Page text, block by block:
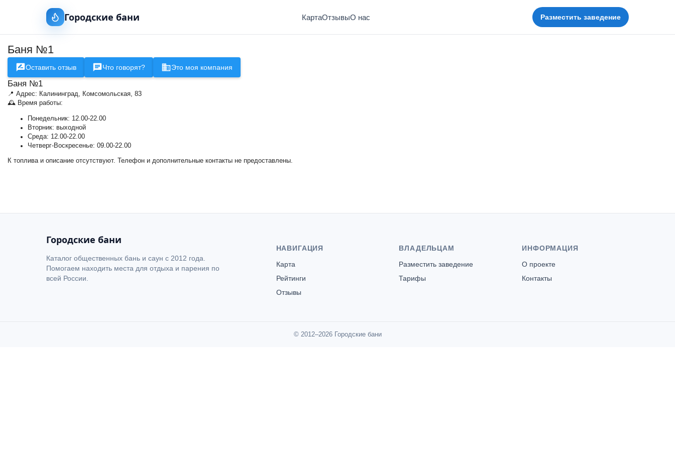
Городские бани КартаОтзывыО нас Разместить заведение
Баня №1
Оставить отзыв Что говорят? Это моя компания
Баня №1
📍 Адрес: Калининград, Комсомольская, 83
🕰 Время работы:
Понедельник: 12.00-22.00
Вторник: выходной
Среда: 12.00-22.00
Четверг-Воскресенье: 09.00-22.00
К топлива и описание отсутствуют. Телефон и дополнительные контакты не предоставлены.
Городские бани
Каталог общественных бань и саун с 2012 года.
Помогаем находить места для отдыха и парения по
всей России.
НАВИГАЦИЯ
Карта
Рейтинги
Отзывы
ВЛАДЕЛЬЦАМ
Разместить заведение
Тарифы
ИНФОРМАЦИЯ
О проекте
Контакты
© 2012–2026 Городские бани